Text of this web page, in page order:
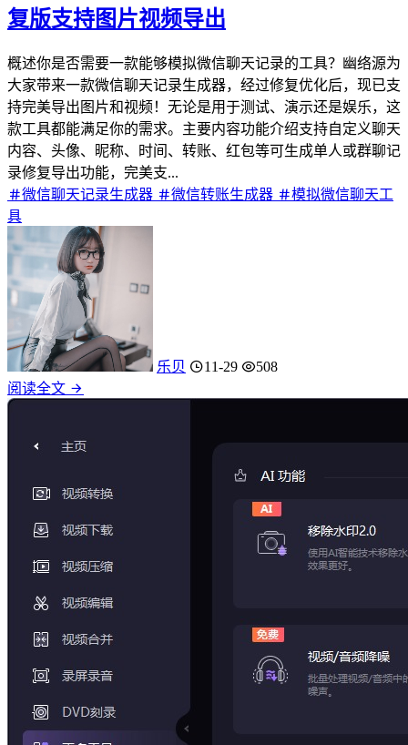
复版支持图片视频导出
概述​​你是否需要一款能够模拟微信聊天记录的工具？幽络源为
大家带来一款​​微信聊天记录生成器​​，经过修复优化后，现已支
持完美导出图片和视频！无论是用于测试、演示还是娱乐，这
款工具都能满足你的需求。​​主要内容​​​​功能介绍​​支持自定义聊天
内容、头像、昵称、时间、转账、红包等可生成单人或群聊记
录修复导出功能，完美支...
微信聊天记录生成器
微信转账生成器
模拟微信聊天工
具
乐贝 11-29
508
阅读全文